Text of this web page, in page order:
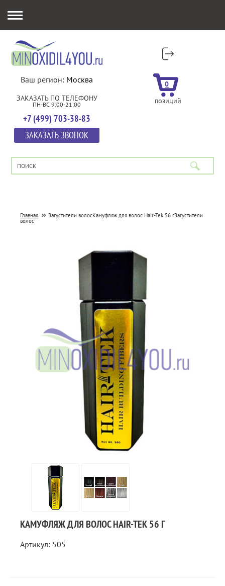
Ваш регион: Москва
ЗАКАЗАТЬ ПО ТЕЛЕФОНУ
ПН-ВС 9:00-21:00
+7 (499) 703-38-83
ЗАКАЗАТЬ ЗВОНОК
0
позиций
Главная Загустители волосКамуфляж для волос Hair-Tek 56 гЗагустители
волос
КАМУФЛЯЖ ДЛЯ ВОЛОС HAIR-TEK 56 Г
Артикул: 505